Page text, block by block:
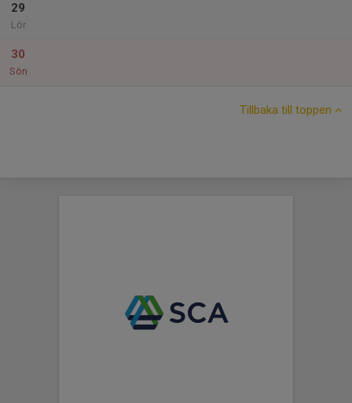
29
Lör
30
Sön
Tillbaka till toppen